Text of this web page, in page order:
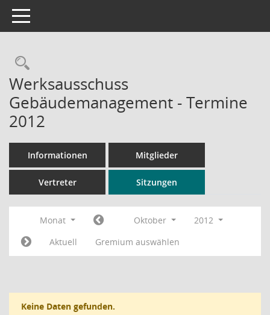
Toggle navigation
Rechercheauswahl
Werksausschuss
Gebäudemanagement - Termine
2012
Informationen Mitglieder
Vertreter Sitzungen
Monat Oktober
2012
Aktuell
Gremium auswählen
Keine Daten gefunden.